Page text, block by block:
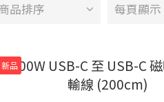
品排序 每頁顯示
新品